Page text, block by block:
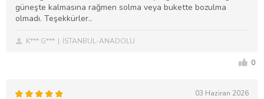
güneşte kalmasına rağmen solma veya bukette bozulma
olmadı. Teşekkürler..
K*** G*** İSTANBUL-ANADOLU
0
03 Haziran 2026